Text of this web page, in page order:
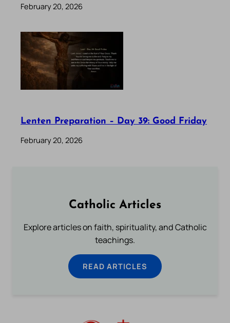
February 20, 2026
Lenten Preparation – Day 39: Good Friday
February 20, 2026
Catholic Articles
Explore articles on faith, spirituality, and Catholic
teachings.
READ ARTICLES